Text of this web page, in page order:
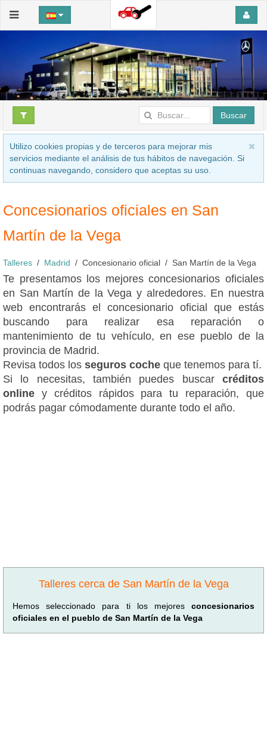
Buscar
Utilizo cookies propias y de terceros para mejorar mis
servicios mediante el análisis de tus hábitos de navegación. Si
continuas navegando, considero que aceptas su uso.
Concesionarios oficiales en San
Martín de la Vega
Talleres Madrid Concesionario oficial San Martín de la Vega
Te presentamos los mejores concesionarios oficiales
en San Martín de la Vega y alrededores. En nuestra
web encontrarás el concesionario oficial que estás
buscando para realizar esa reparación o
mantenimiento de tu vehículo, en ese pueblo de la
provincia de Madrid.
Revisa todos los seguros coche que tenemos para tí.
Si lo necesitas, también puedes buscar créditos
online y créditos rápidos para tu reparación, que
podrás pagar cómodamente durante todo el año.
Talleres cerca de San Martín de la Vega
Hemos seleccionado para ti los mejores concesionarios
oficiales en el pueblo de San Martín de la Vega